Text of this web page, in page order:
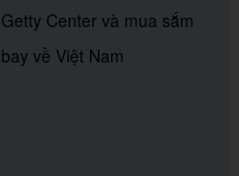
Center và mua sắm
về Việt Nam